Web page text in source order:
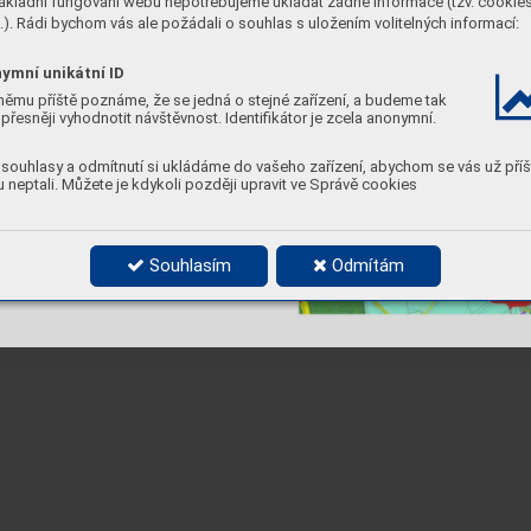
Rádi bychom vás ale požádali o souhlas s uložením volitelných informací:
unikátní ID
příště poznáme, že se jedná o stejné zařízení, a budeme tak
vyhodnotit návštěvnost. Identifikátor je zcela anonymní.
a odmítnutí si ukládáme do vašeho zařízení, abychom se vás už
neptali. Můžete je kdykoli později upravit ve Správě cookies
Souhlasím Odmítám